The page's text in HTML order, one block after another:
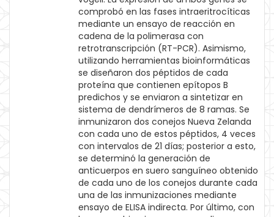
comprobó en las fases intraeritrocíticas
mediante un ensayo de reacción en
cadena de la polimerasa con
retrotranscripción (RT-PCR). Asimismo,
utilizando herramientas bioinformáticas
se diseñaron dos péptidos de cada
proteína que contienen epítopos B
predichos y se enviaron a sintetizar en
sistema de dendrímeros de 8 ramas. Se
inmunizaron dos conejos Nueva Zelanda
con cada uno de estos péptidos, 4 veces
con intervalos de 21 días; posterior a esto,
se determinó la generación de
anticuerpos en suero sanguíneo obtenido
de cada uno de los conejos durante cada
una de las inmunizaciones mediante
ensayo de ELISA indirecta. Por último, con